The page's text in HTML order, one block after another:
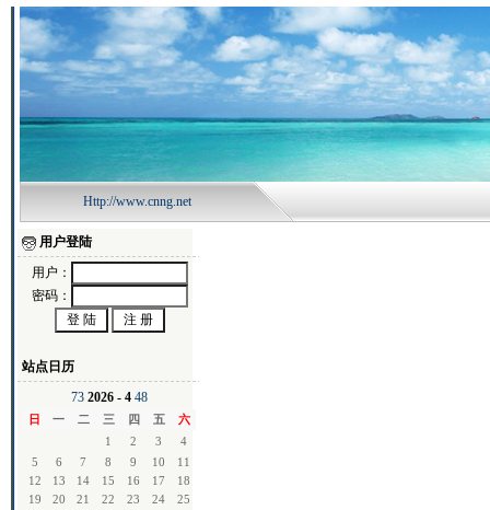
Http://www.cnng.net
用户登陆
用户：
密码：
站点日历
73 2026 - 4 48
日 一 二 三 四 五
六
1
2 3
4
5
6 7 8 9 10
11
12
13 14 15 16 17
18
19
20 21 22 23 24
25